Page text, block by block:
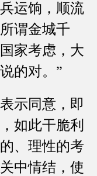
运饷，顺流
谓金城千
家考虑，大
的对。”
示同意，即
如此干脆利
、理性的考
中情结，使